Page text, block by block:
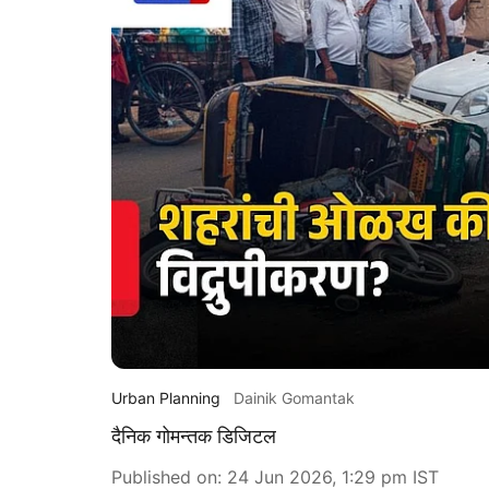
Urban Planning Dainik Gomantak
दैनिक गोमन्तक डिजिटल
Published on: 24 Jun 2026, 1:29 pm IST